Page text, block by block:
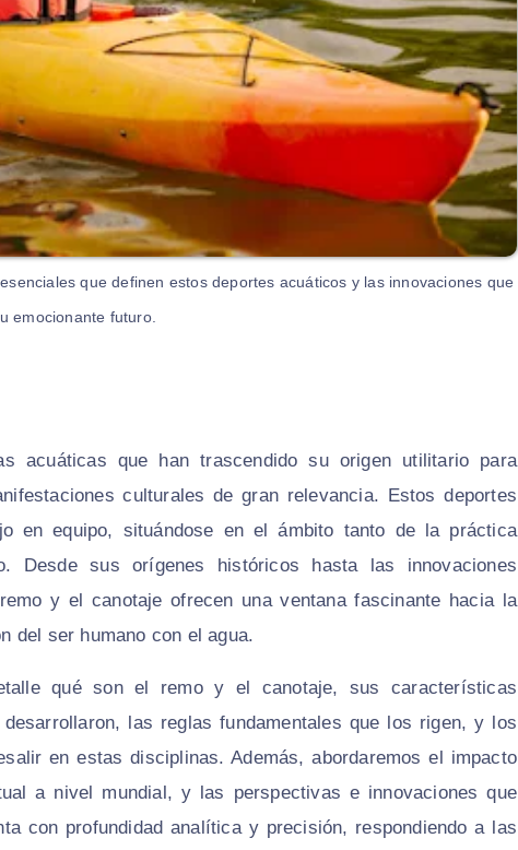
que definen estos deportes acuáticos y las innovaciones que
emocionante futuro.
acuáticas que han trascendido su origen utilitario para
culturales de gran relevancia. Estos deportes
en equipo, situándose en el ámbito tanto de la práctica
Desde sus orígenes históricos hasta las innovaciones
y el canotaje ofrecen una ventana fascinante hacia la
del ser humano con el agua.
qué son el remo y el canotaje, sus características
las reglas fundamentales que los rigen, y los
en estas disciplinas. Además, abordaremos el impacto
a nivel mundial, y las perspectivas e innovaciones que
con profundidad analítica y precisión, respondiendo a las